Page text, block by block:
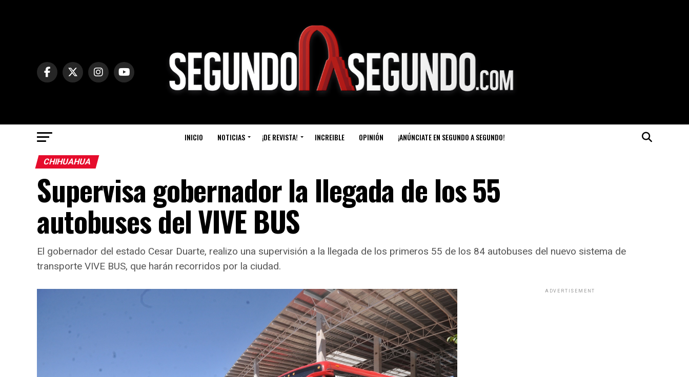
INICIO NOTICIAS ¡DE REVISTA! INCREIBLE OPINIÓN ¡ANÚNCIATE EN SEGUNDO A SEGUNDO!
CHIHUAHUA
Supervisa gobernador la llegada de los 55
autobuses del VIVE BUS
El gobernador del estado Cesar Duarte, realizo una supervisión a la llegada de los primeros 55 de los 84 autobuses del nuevo sistema de
transporte VIVE BUS, que harán recorridos por la ciudad.
ADVERTISEMENT